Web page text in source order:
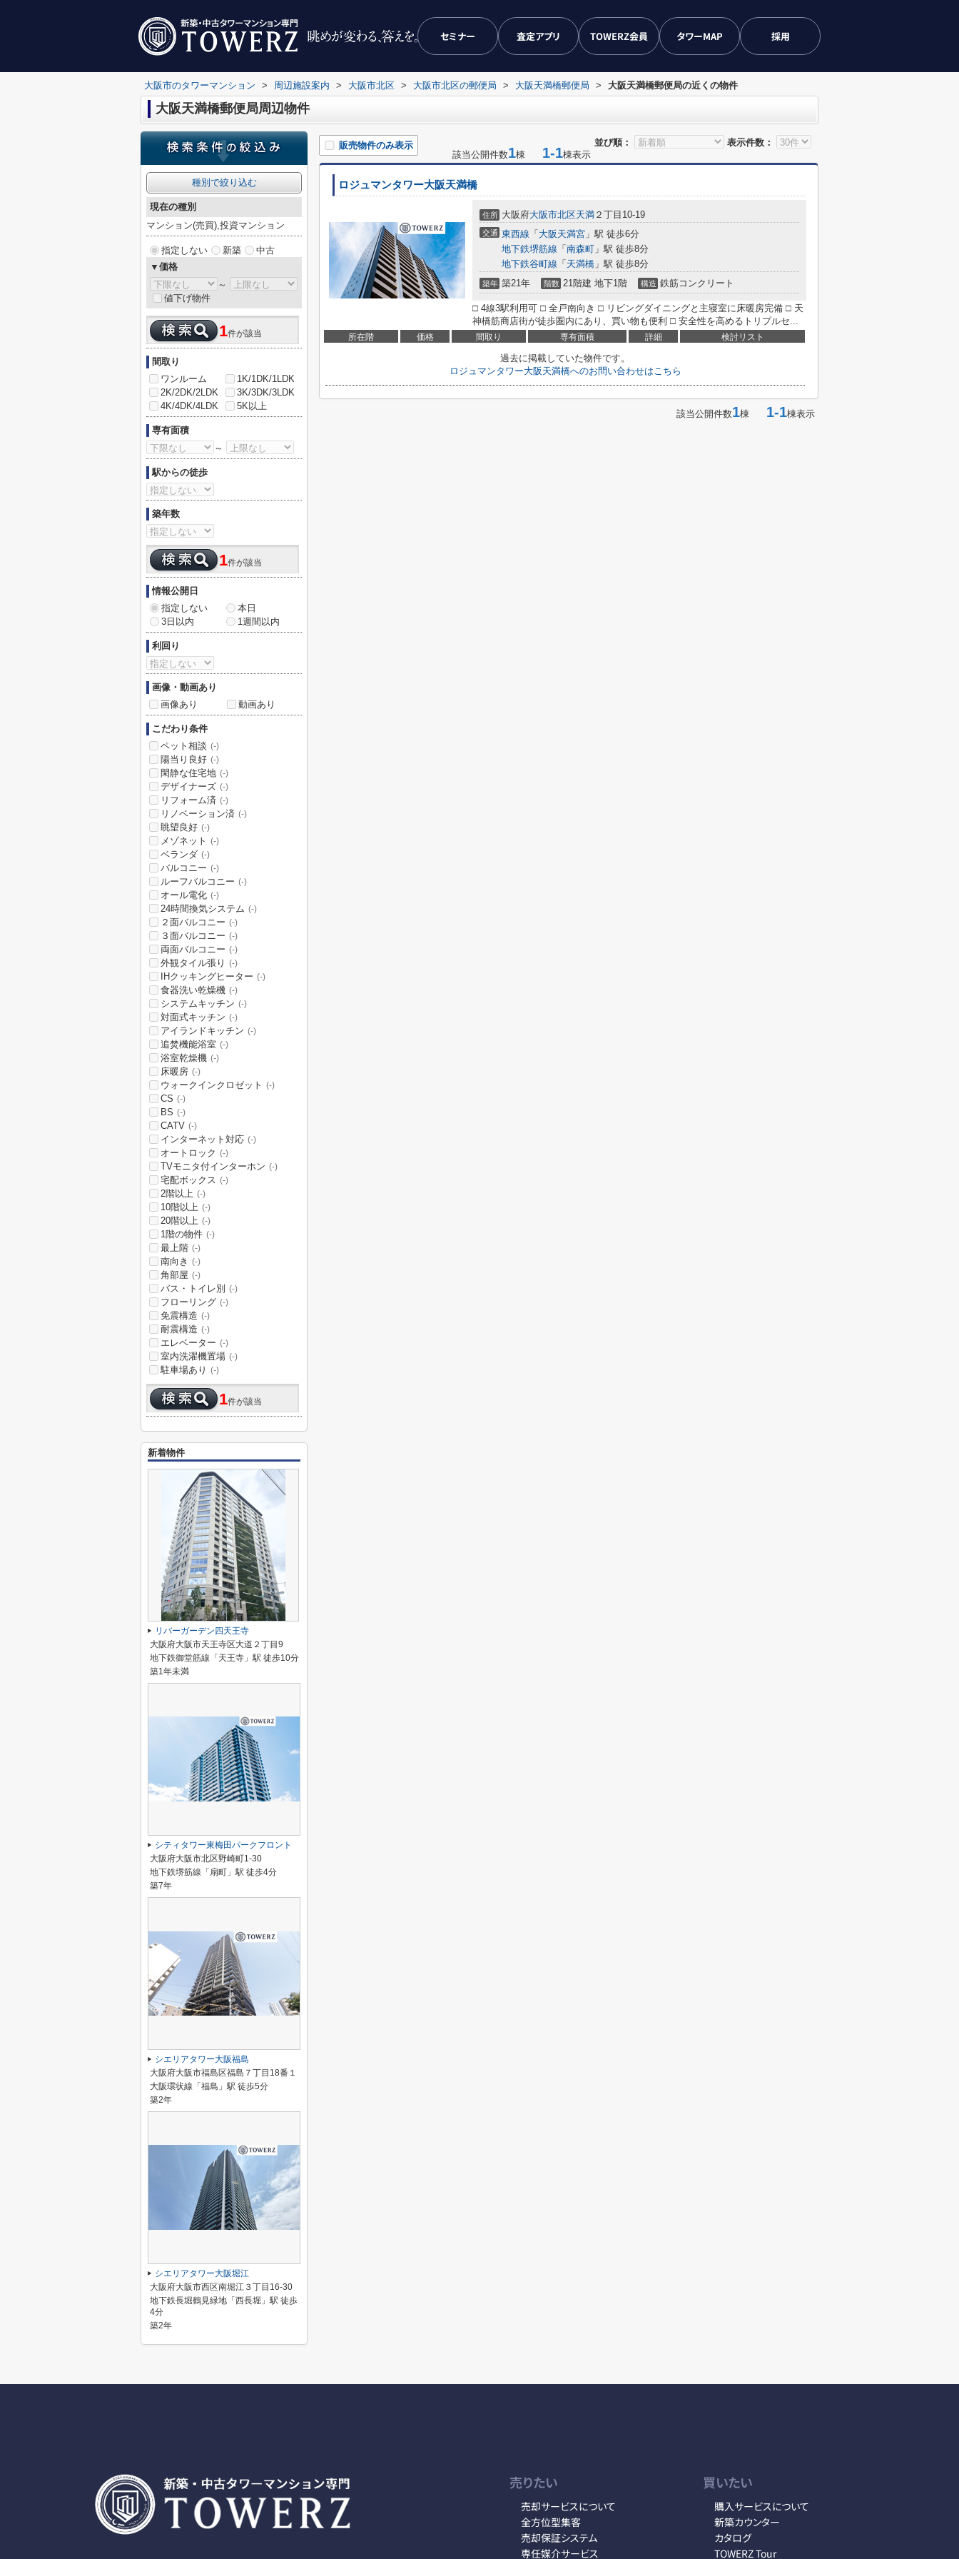
セミナー 査定アプリ TOWERZ会員 タワーMAP 採用
大阪市のタワーマンション > 周辺施設案内 > 大阪市北区 > 大阪市北区の郵便局 > 大阪天満橋郵便局 > 大阪天満橋郵便局の近くの物件
大阪天満橋郵便局周辺物件
並び順： 表示件数：
販売物件のみ表示
該当公開件数1棟 1-1棟表示
ロジュマンタワー大阪天満橋
住所 大阪府大阪市北区天満 ２丁目10-19
交通 東西線 「 大阪天満宮 」駅 徒歩6分
地下鉄堺筋線 「 南森町 」駅 徒歩8分
地下鉄谷町線 「 天満橋 」駅 徒歩8分
築年 築21年 階数 21階建 地下1階 構造 鉄筋コンクリート
□ 4線3駅利用可 □ 全戸南向き □ リビングダイニングと主寝室に床暖房完備 □ 天
神橋筋商店街が徒歩圏内にあり、買い物も便利 □ 安全性を高めるトリプルセ...
所在階 価格 間取り 専有面積 詳細 検討リスト
過去に掲載していた物件です。
ロジュマンタワー大阪天満橋へのお問い合わせはこちら
該当公開件数1棟 1-1棟表示
種別で絞り込む
現在の種別
マンション(売買),投資マンション
指定しない 新築
中古
▼価格
～
値下げ物件
1件が該当
間取り
ワンルーム
1K/1DK/1LDK
2K/2DK/2LDK
3K/3DK/3LDK
4K/4DK/4LDK
5K以上
専有面積
～
駅からの徒歩
築年数
1件が該当
情報公開日
指定しない
本日
3日以内
1週間以内
利回り
画像・動画あり
画像あり
動画あり
こだわり条件
ペット相談 (-)
陽当り良好 (-)
閑静な住宅地 (-)
デザイナーズ (-)
リフォーム済 (-)
リノベーション済 (-)
眺望良好 (-)
メゾネット (-)
ベランダ (-)
バルコニー (-)
ルーフバルコニー (-)
オール電化 (-)
24時間換気システム (-)
２面バルコニー (-)
３面バルコニー (-)
両面バルコニー (-)
外観タイル張り (-)
IHクッキングヒーター (-)
食器洗い乾燥機 (-)
システムキッチン (-)
対面式キッチン (-)
アイランドキッチン (-)
追焚機能浴室 (-)
浴室乾燥機 (-)
床暖房 (-)
ウォークインクロゼット (-)
CS (-)
BS (-)
CATV (-)
インターネット対応 (-)
オートロック (-)
TVモニタ付インターホン (-)
宅配ボックス (-)
2階以上 (-)
10階以上 (-)
20階以上 (-)
1階の物件 (-)
最上階 (-)
南向き (-)
角部屋 (-)
バス・トイレ別 (-)
フローリング (-)
免震構造 (-)
耐震構造 (-)
エレベーター (-)
室内洗濯機置場 (-)
駐車場あり (-)
1件が該当
新着物件
リバーガーデン四天王寺
大阪府大阪市天王寺区大道２丁目9
地下鉄御堂筋線「天王寺」駅 徒歩10分
築1年未満
シティタワー東梅田パークフロント
大阪府大阪市北区野崎町1-30
地下鉄堺筋線「扇町」駅 徒歩4分
築7年
シエリアタワー大阪福島
大阪府大阪市福島区福島７丁目18番１
大阪環状線「福島」駅 徒歩5分
築2年
シエリアタワー大阪堀江
大阪府大阪市西区南堀江３丁目16-30
地下鉄長堀鶴見緑地「西長堀」駅 徒歩
4分
築2年
売りたい
売却サービスについて
全方位型集客
売却保証システム
専任媒介サービス
買いたい
購入サービスについて
新築カウンター
カタログ
TOWERZ Tour